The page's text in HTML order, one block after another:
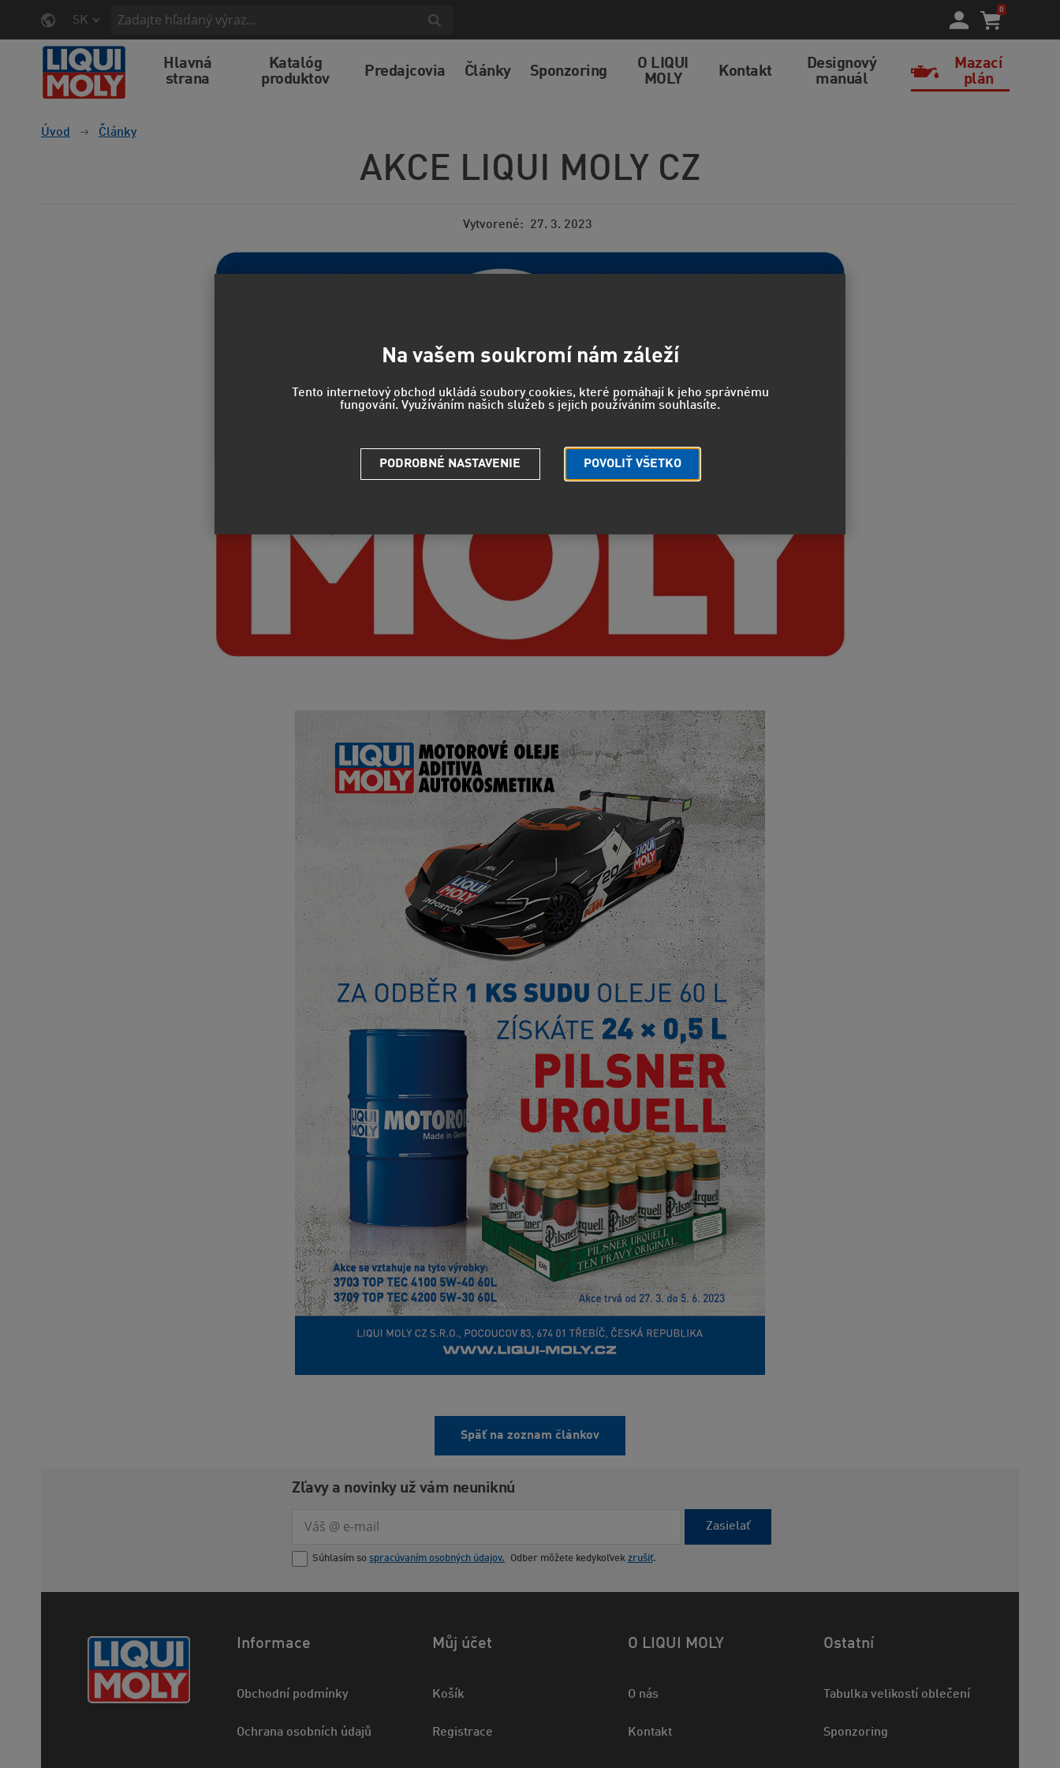
SK
0
Hlavná
strana
Katalóg
produktov
Predajcovia Články Sponzoring
O LIQUI
MOLY
Kontakt
Designový
manuál
Mazací
plán
Úvod Články
AKCE LIQUI MOLY CZ
Vytvorené 27. 3. 2023
Späť na zoznam článkov
Zľavy a novinky už vám neuniknú
Zasielať
Súhlasím so spracúvaním osobných údajov. Odber môžete kedykoľvek zrušiť.
Informace
Obchodní podmínky
Ochrana osobních údajů
Můj účet
Košík
Registrace
O LIQUI MOLY
O nás
Kontakt
Ostatní
Tabulka velikostí oblečení
Sponzoring
Na vašem soukromí nám záleží
Tento internetový obchod ukládá soubory cookies, které pomáhají k jeho správnému
fungování. Využíváním našich služeb s jejich používáním souhlasíte.
POVOLIŤ VŠETKO
PODROBNÉ NASTAVENIE